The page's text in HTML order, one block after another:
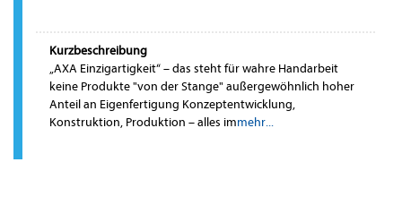
Kurzbeschreibung
„AXA Einzigartigkeit“ – das steht für wahre Handarbeit
keine Produkte "von der Stange" außergewöhnlich hoher
Anteil an Eigenfertigung Konzeptentwicklung,
Konstruktion, Produktion – alles immehr...